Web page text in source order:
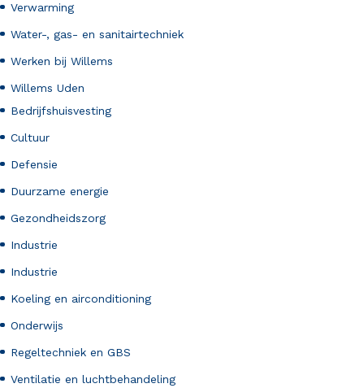
Verwarming
Water-, gas- en sanitairtechniek
Werken bij Willems
Willems Uden
Bedrijfshuisvesting
Cultuur
Defensie
Duurzame energie
Gezondheidszorg
Industrie
Industrie
Koeling en airconditioning
Onderwijs
Regeltechniek en GBS
Ventilatie en luchtbehandeling